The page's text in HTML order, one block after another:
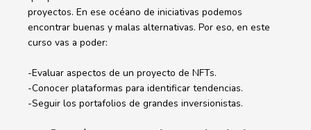
proyectos. En ese océano de iniciativas podemos
encontrar buenas y malas alternativas. Por eso, en este
curso vas a poder:
-Evaluar aspectos de un proyecto de NFTs.
-Conocer plataformas para identificar tendencias.
-Seguir los portafolios de grandes inversionistas.